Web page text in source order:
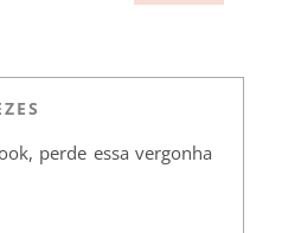
perde essa vergonha